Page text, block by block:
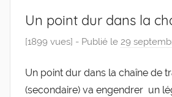
Un point dur dans la
[1899 vues] - Publié le 29
Un point dur dans la chaîne de
(secon­daire) va engen­drer un